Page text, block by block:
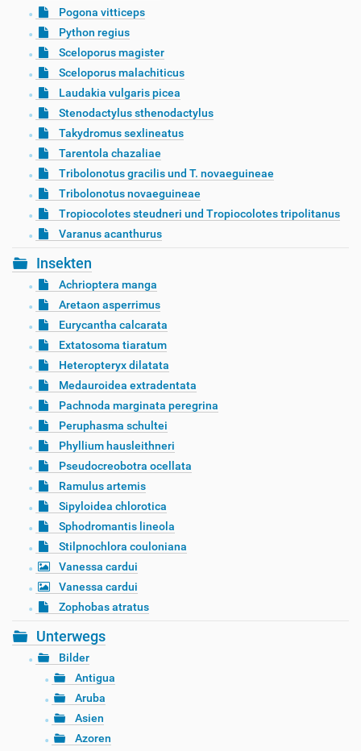
Pogona vitticeps
Python regius
Sceloporus magister
Sceloporus malachiticus
Laudakia vulgaris picea
Stenodactylus sthenodactylus
Takydromus sexlineatus
Tarentola chazaliae
Tribolonotus gracilis und T. novaeguineae
Tribolonotus novaeguineae
Tropiocolotes steudneri und Tropiocolotes tripolitanus
Varanus acanthurus
Insekten
Achrioptera manga
Aretaon asperrimus
Eurycantha calcarata
Extatosoma tiaratum
Heteropteryx dilatata
Medauroidea extradentata
Pachnoda marginata peregrina
Peruphasma schultei
Phyllium hausleithneri
Pseudocreobotra ocellata
Ramulus artemis
Sipyloidea chlorotica
Sphodromantis lineola
Stilpnochlora couloniana
Vanessa cardui
Vanessa cardui
Zophobas atratus
Unterwegs
Bilder
Antigua
Aruba
Asien
Azoren